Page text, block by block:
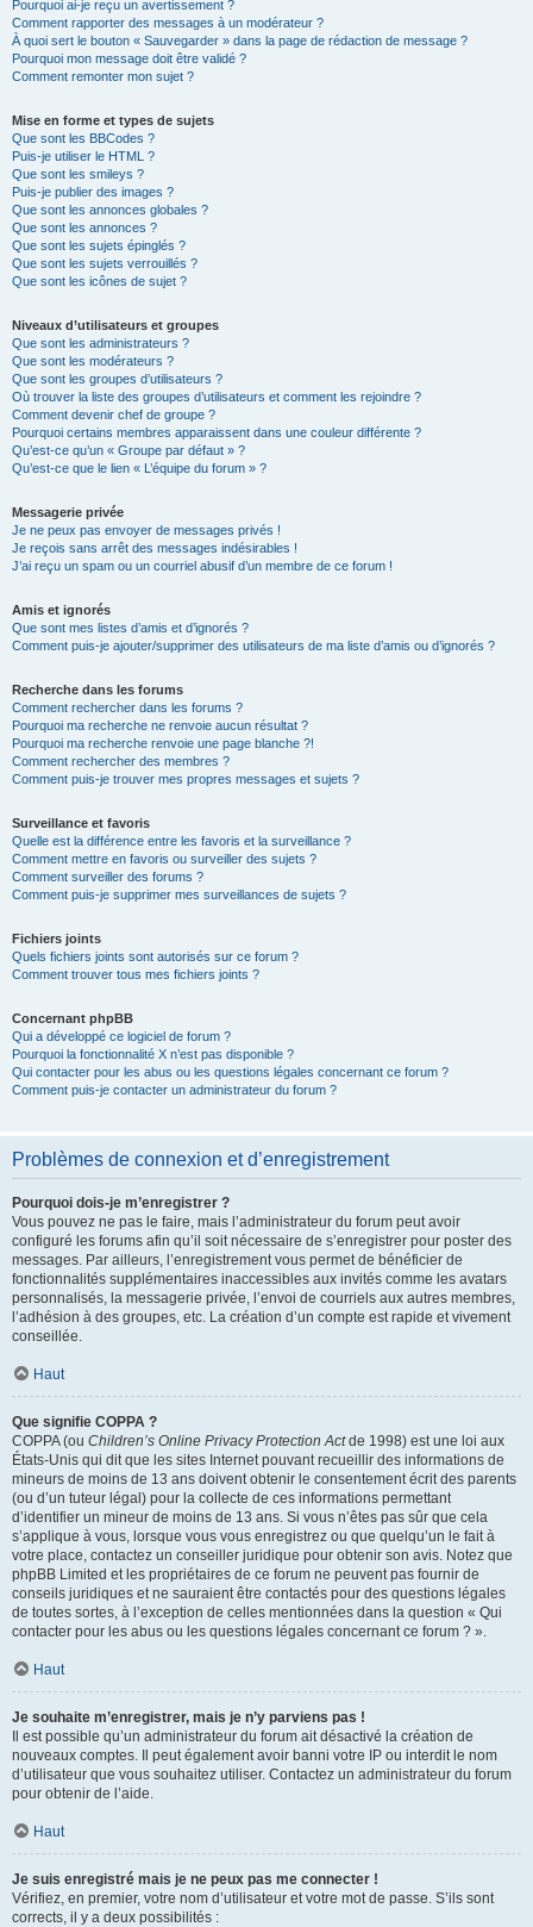
Pourquoi ai-je reçu un avertissement ?
Comment rapporter des messages à un modérateur ?
À quoi sert le bouton « Sauvegarder » dans la page de rédaction de message ?
Pourquoi mon message doit être validé ?
Comment remonter mon sujet ?
Mise en forme et types de sujets
Que sont les BBCodes ?
Puis-je utiliser le HTML ?
Que sont les smileys ?
Puis-je publier des images ?
Que sont les annonces globales ?
Que sont les annonces ?
Que sont les sujets épinglés ?
Que sont les sujets verrouillés ?
Que sont les icônes de sujet ?
Niveaux d’utilisateurs et groupes
Que sont les administrateurs ?
Que sont les modérateurs ?
Que sont les groupes d’utilisateurs ?
Où trouver la liste des groupes d’utilisateurs et comment les rejoindre ?
Comment devenir chef de groupe ?
Pourquoi certains membres apparaissent dans une couleur différente ?
Qu’est-ce qu’un « Groupe par défaut » ?
Qu’est-ce que le lien « L’équipe du forum » ?
Messagerie privée
Je ne peux pas envoyer de messages privés !
Je reçois sans arrêt des messages indésirables !
J’ai reçu un spam ou un courriel abusif d’un membre de ce forum !
Amis et ignorés
Que sont mes listes d’amis et d’ignorés ?
Comment puis-je ajouter/supprimer des utilisateurs de ma liste d’amis ou d’ignorés ?
Recherche dans les forums
Comment rechercher dans les forums ?
Pourquoi ma recherche ne renvoie aucun résultat ?
Pourquoi ma recherche renvoie une page blanche ?!
Comment rechercher des membres ?
Comment puis-je trouver mes propres messages et sujets ?
Surveillance et favoris
Quelle est la différence entre les favoris et la surveillance ?
Comment mettre en favoris ou surveiller des sujets ?
Comment surveiller des forums ?
Comment puis-je supprimer mes surveillances de sujets ?
Fichiers joints
Quels fichiers joints sont autorisés sur ce forum ?
Comment trouver tous mes fichiers joints ?
Concernant phpBB
Qui a développé ce logiciel de forum ?
Pourquoi la fonctionnalité X n’est pas disponible ?
Qui contacter pour les abus ou les questions légales concernant ce forum ?
Comment puis-je contacter un administrateur du forum ?
Problèmes de connexion et d’enregistrement
Pourquoi dois-je m’enregistrer ?
Vous pouvez ne pas le faire, mais l’administrateur du forum peut avoir
configuré les forums afin qu’il soit nécessaire de s’enregistrer pour poster des
messages. Par ailleurs, l’enregistrement vous permet de bénéficier de
fonctionnalités supplémentaires inaccessibles aux invités comme les avatars
personnalisés, la messagerie privée, l’envoi de courriels aux autres membres,
l’adhésion à des groupes, etc. La création d’un compte est rapide et vivement
conseillée.
Haut
Que signifie COPPA ?
COPPA (ou Children’s Online Privacy Protection Actde 1998) est une loi aux
États-Unis qui dit que les sites Internet pouvant recueillir des informations de
mineurs de moins de 13 ans doivent obtenir le consentement écrit des parents
(ou d’un tuteur légal) pour la collecte de ces informations permettant
d’identifier un mineur de moins de 13 ans. Si vous n’êtes pas sûr que cela
s’applique à vous, lorsque vous vous enregistrez ou que quelqu’un le fait à
votre place, contactez un conseiller juridique pour obtenir son avis. Notez que
phpBB Limited et les propriétaires de ce forum ne peuvent pas fournir de
conseils juridiques et ne sauraient être contactés pour des questions légales
de toutes sortes, à l’exception de celles mentionnées dans la question « Qui
contacter pour les abus ou les questions légales concernant ce forum ? ».
Haut
Je souhaite m’enregistrer, mais je n’y parviens pas !
Il est possible qu’un administrateur du forum ait désactivé la création de
nouveaux comptes. Il peut également avoir banni votre IP ou interdit le nom
d’utilisateur que vous souhaitez utiliser. Contactez un administrateur du forum
pour obtenir de l’aide.
Haut
Je suis enregistré mais je ne peux pas me connecter !
Vérifiez, en premier, votre nom d’utilisateur et votre mot de passe. S’ils sont
corrects, il y a deux possibilités :